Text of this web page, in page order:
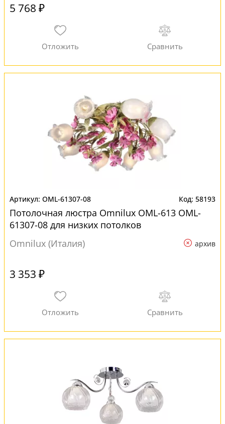
5 768 ₽
OML-61307-08 58193
Потолочная люстра Omnilux OML-613 OML-
61307-08 для низких потолков
Omnilux (Италия)
архив
3 353 ₽